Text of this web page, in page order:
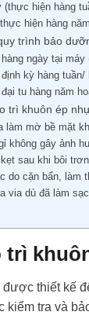
hiện hàng
hiện hàng
trình bảo
ngày tại máy
kỳ hàng tuần/
tu hàng năm
trì khuôn ép
làm mờ bề mặt
không gây ảnh
sau khi bôi
do cặn bẩn, làm
via dù đã làm
trì
được thiết kế
kiểm tra và